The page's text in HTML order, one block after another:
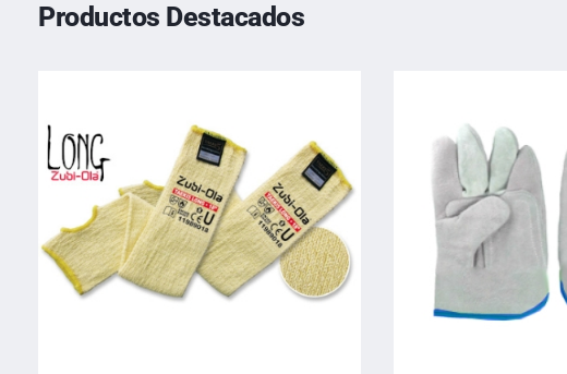
Productos Destacados